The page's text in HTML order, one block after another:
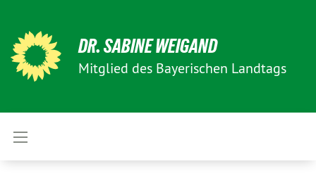
DR. SABINE WEIGAND
Mitglied des Bayerischen Landtags